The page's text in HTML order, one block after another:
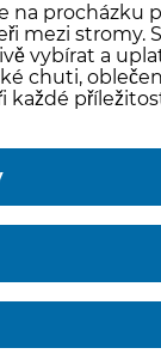
na procházku
mezi stromy.
vybírat a
chuti,
každé